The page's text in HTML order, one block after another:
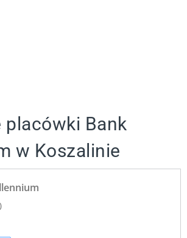
placówki Bank
w Koszalinie